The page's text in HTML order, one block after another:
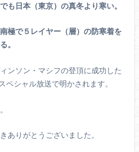
も日本（東京）の真冬より寒い。
極で５レイヤー（層）の防寒着を
。
ンソン・マシフの登頂に成功した
ペシャル放送で明かされます。
ありがとうございました。